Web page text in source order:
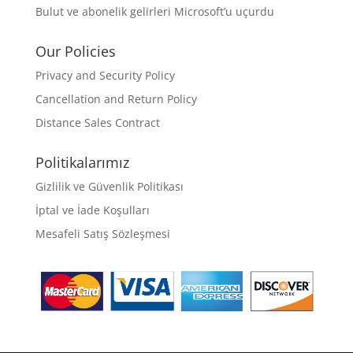
Bulut ve abonelik gelirleri Microsoft’u uçurdu
Our Policies
Privacy and Security Policy
Cancellation and Return Policy
Distance Sales Contract
Politikalarımız
Gizlilik ve Güvenlik Politikası
İptal ve İade Koşulları
Mesafeli Satış Sözleşmesi